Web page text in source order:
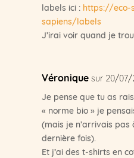
labels ici : https://eco-
sapiens/labels
J’irai voir quand je
Véronique sur 20/07/
Je pense que tu as
« norme bio » je
(mais je n’arrivais
dernière fois).
Et j’ai des t-shirts en